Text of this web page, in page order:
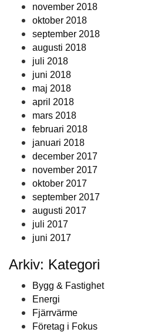
november 2018
oktober 2018
september 2018
augusti 2018
juli 2018
juni 2018
maj 2018
april 2018
mars 2018
februari 2018
januari 2018
december 2017
november 2017
oktober 2017
september 2017
augusti 2017
juli 2017
juni 2017
Arkiv: Kategori
Bygg & Fastighet
Energi
Fjärrvärme
Företag i Fokus